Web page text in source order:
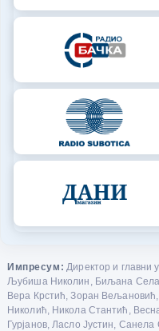
Импресум: Директор и главни
Љубиша Николин, Биљана
Вера Крстић, Зоран
Николић, Никола Стантић,
Гурјанов, Ласло Јустин,